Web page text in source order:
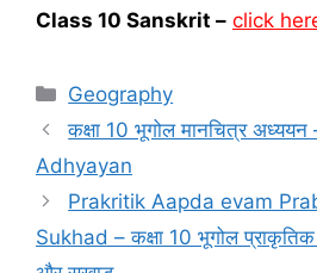
Class 10 Sanskrit – click
Categories
Geography
कक्षा 10 भूगोल मानचित्र
Adhyayan
Prakritik Aapda evam
Sukhad – कक्षा 10 भूगोल